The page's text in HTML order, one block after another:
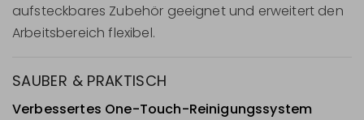
aufsteckbares Zubehör geeignet und erweitert den
Arbeitsbereich flexibel.
SAUBER & PRAKTISCH
Verbessertes One-Touch-Reinigungssystem